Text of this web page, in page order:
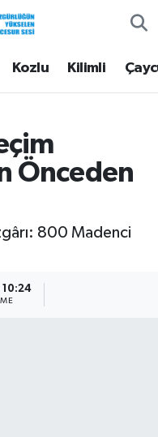
Kozlu Kilimli
Önceden
800 Madenci
Haritası